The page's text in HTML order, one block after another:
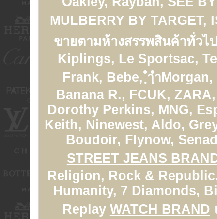
MULBERRY BY TARGET,
ขายตามห้างสรรพสินค้าทั่วไ
Kiplings, Le Sportsac,
Frank, Bebe, ฺำฺำ
Banana R., FCUK,
Dorothy Perkins, MNG,
Keith, Ninewest, Aldo,
Boudoir, Flynow,
STREET JEANS
Religion, Rock &
Humanity, 7 Diamonds,
Replay WATCH BRAND